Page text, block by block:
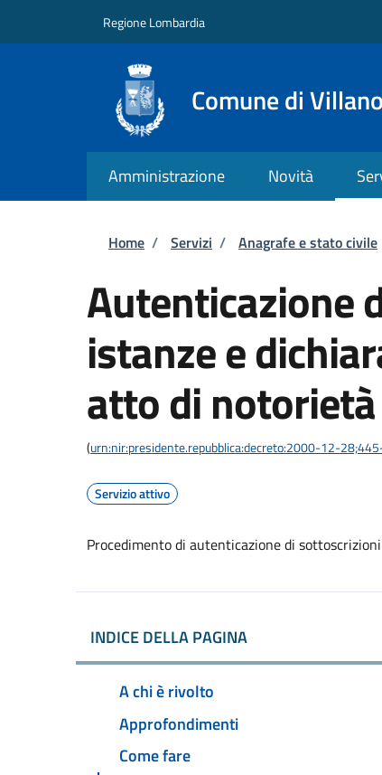
Regione Lombardia
Comune di
Amministrazione Novità
Briciole di pane
Home / Servizi / Anagrafe e stato civile
Autenticazione
istanze e
atto di notorietà
(urn:nir:presidente.repubblica:decreto:2000-12-
Servizio attivo
Procedimento di autenticazione di
INDICE DELLA PAGINA
A chi è rivolto
Approfondimenti
Come fare